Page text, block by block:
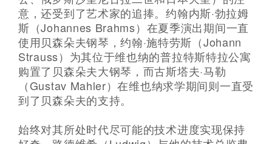
意，还受到了艺术家的追捧。约翰内斯·勃拉姆
斯（Johannes Brahms）在夏季演出期间一直
使用贝森朵夫钢琴，约翰·施特劳斯（Johann
Strauss）为其位于维也纳的普拉特斯特拉公寓
购置了贝森朵夫大钢琴，而古斯塔夫·马勒
（Gustav Mahler）在维也纳求学期间则一直受
到了贝森朵夫的支持。
始终对其所处时代尽可能的技术进度实现保持